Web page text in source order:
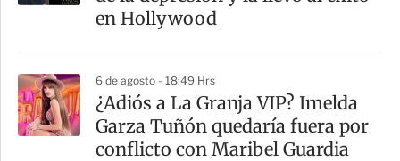
en Hollywood
6 de agosto - 18:49 Hrs
¿Adiós a La Granja VIP? Imelda
Garza Tuñón quedaría fuera por
conflicto con Maribel Guardia